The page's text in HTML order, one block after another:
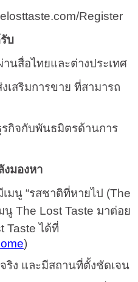
Register
บ
านสื่อไทยและต่างประเทศ
เสริมการขาย ที่สามารถ
รกิจกับพันธมิตรด้านการ
มองหา
มนู “รสชาติที่หายไป (The
นู The Lost Taste มาต่อย
Taste ได้ที่
)
ละมีสถานที่ตั้งชัดเจน